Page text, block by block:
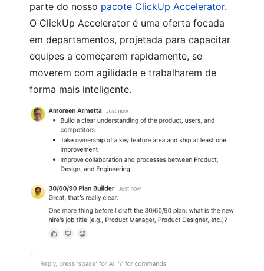
parte do nosso pacote ClickUp Accelerator.
O ClickUp Accelerator é uma oferta focada
em departamentos, projetada para capacitar
equipes a começarem rapidamente, se
moverem com agilidade e trabalharem de
forma mais inteligente.